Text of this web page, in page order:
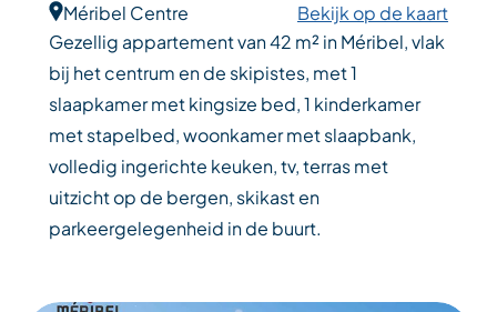
Méribel Centre
Bekijk op de kaart
Gezellig appartement van 42 m² in Méribel, vlak
bij het centrum en de skipistes, met 1
slaapkamer met kingsize bed, 1 kinderkamer
met stapelbed, woonkamer met slaapbank,
volledig ingerichte keuken, tv, terras met
uitzicht op de bergen, skikast en
parkeergelegenheid in de buurt.